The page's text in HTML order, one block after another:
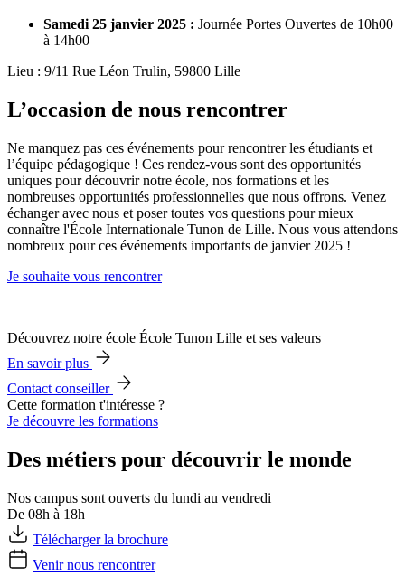
Samedi 25 janvier 2025 : Journée Portes Ouvertes de 10h00
à 14h00
Lieu : 9/11 Rue Léon Trulin, 59800 Lille
L’occasion de nous rencontrer
Ne manquez pas ces événements pour rencontrer les étudiants et
l’équipe pédagogique ! Ces rendez-vous sont des opportunités
uniques pour découvrir notre école, nos formations et les
nombreuses opportunités professionnelles que nous offrons. Venez
échanger avec nous et poser toutes vos questions pour mieux
connaître l'École Internationale Tunon de Lille. Nous vous attendons
nombreux pour ces événements importants de janvier 2025 !
Je souhaite vous rencontrer
Découvrez notre école École Tunon Lille et ses valeurs
En savoir plus
Contact conseiller
Cette formation t'intéresse ?
Je découvre les formations
Des métiers pour découvrir le monde
Nos campus sont ouverts du lundi au vendredi
De 08h à 18h
Télécharger la brochure
Venir nous rencontrer